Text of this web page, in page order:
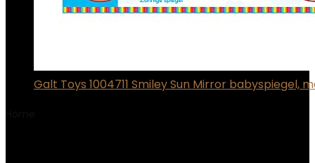
Galt Toys 1004711 Smiley Sun Mirror babyspiegel,